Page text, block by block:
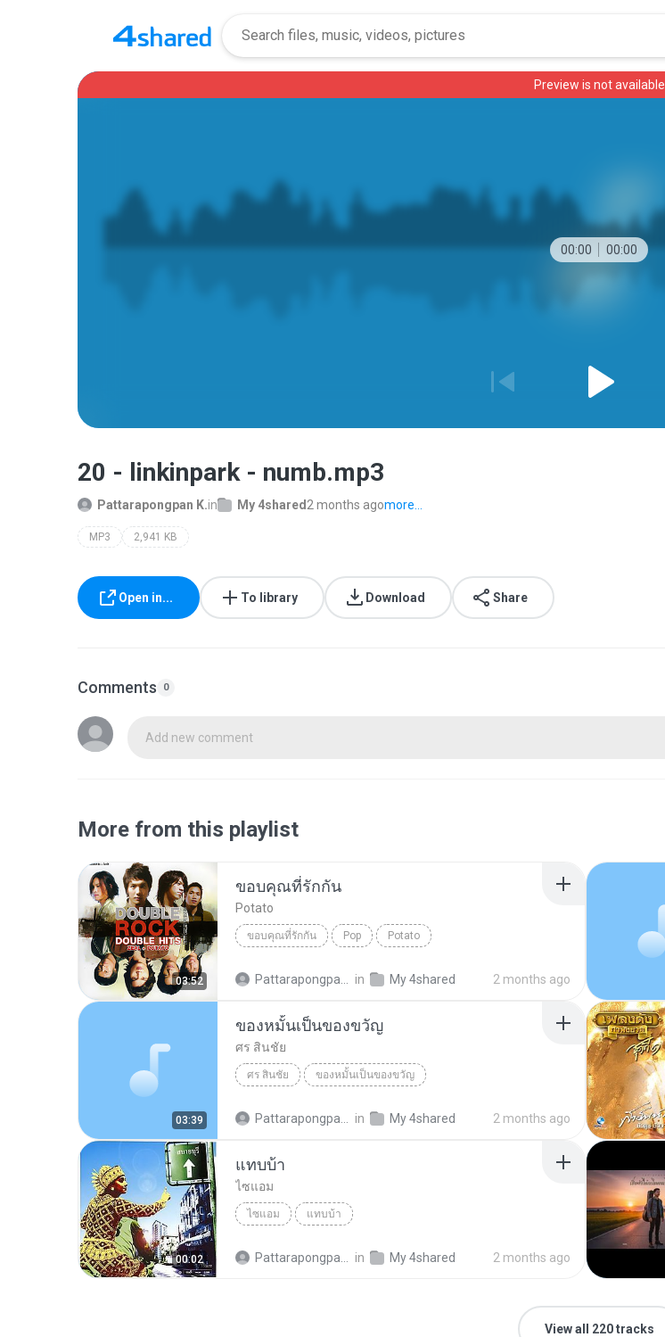
Preview is not available
00:00 00:00
20 - linkinpark - numb.mp3
Pattarapongpan K.in My 4shared 2 months agomore...
MP3 2,941 KB
Open in... To library Download Share
Comments 0
Add new comment
More from this playlist
03:52
ขอบคุณที่รักกัน
Potato
ขอบคุณที่รักกัน Pop Potato
Pattarapongpan K. in My 4shared 2 months ago
03:39
ของหมั้นเป็นของขวัญ
ศร สินชัย
ศร สินชัย ของหมั้นเป็นของขวัญ
Pattarapongpan K. in My 4shared 2 months ago
00:02
แทบบ้า
ไซแอม
ไซแอม แทบบ้า
Pattarapongpan K. in My 4shared 2 months ago
View all 220 tracks